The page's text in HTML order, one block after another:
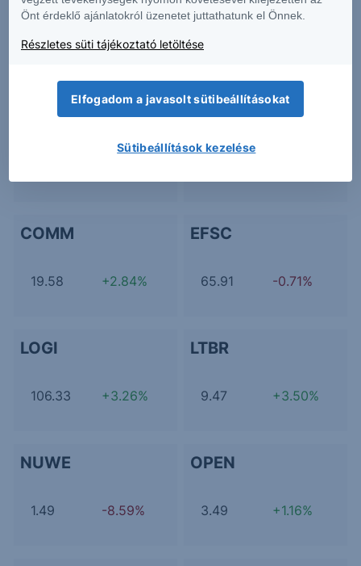
Kapcsolódó termékek
AKBA BTDR
COMM
19.58 +2.84%
EFSC
65.91 -0.71%
LOGI
106.33 +3.26%
LTBR
9.47 +3.50%
NUWE
1.49 -8.59%
OPEN
3.49 +1.16%
Önt érdeklő ajánlatokról üzenetet juttathatunk el Önnek.
Részletes süti tájékoztató letöltése
Elfogadom a javasolt sütibeállításokat
Sütibeállítások kezelése